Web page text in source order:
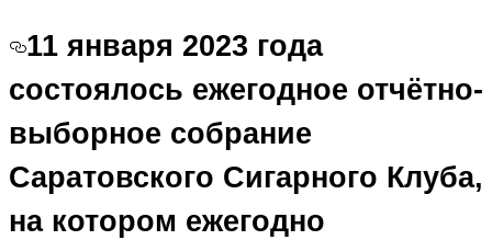
11 января 2023 года
состоялось ежегодное отчётно-
выборное собрание
Саратовского Сигарного Клуба,
на котором ежегодно